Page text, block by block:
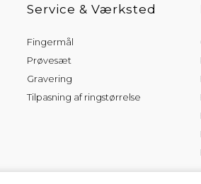
Service & Værksted
Fingermål
Prøvesæt
Gravering
Tilpasning af ringstørrelse